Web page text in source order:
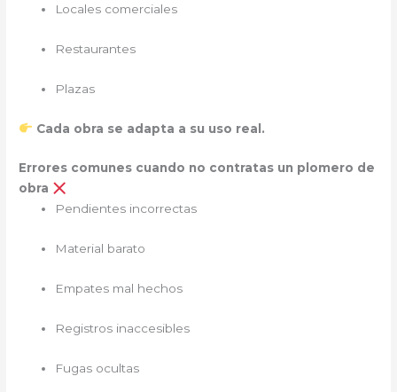
Locales comerciales
Restaurantes
Plazas
Cada obra se adapta a su uso real.
Errores comunes cuando no contratas un plomero de
obra
Pendientes incorrectas
Material barato
Empates mal hechos
Registros inaccesibles
Fugas ocultas